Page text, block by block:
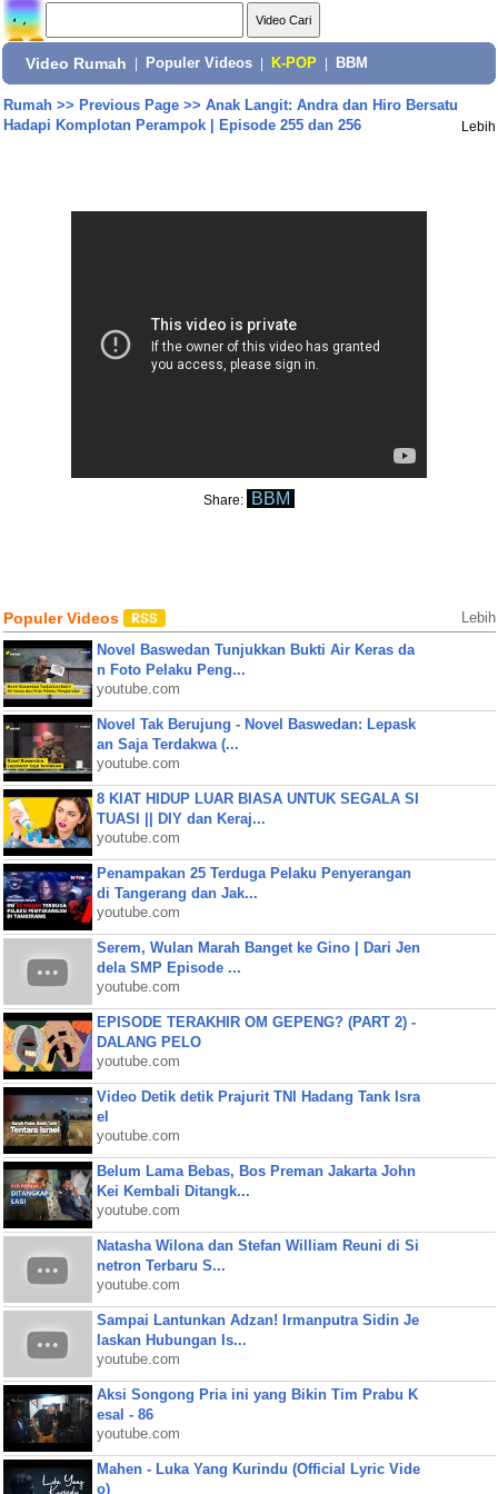
Video Rumah Populer Videos K-POP BBM
Rumah>> Previous Page>> Anak Langit: Andra dan Hiro Bersatu
Hadapi Komplotan Perampok | Episode 255 dan 256
Lebih
Share: BBM
Populer Videos Lebih
Novel Baswedan Tunjukkan Bukti Air Keras da
n Foto Pelaku Peng...
youtube.com
Novel Tak Berujung - Novel Baswedan: Lepask
an Saja Terdakwa (...
youtube.com
8 KIAT HIDUP LUAR BIASA UNTUK SEGALA SI
TUASI || DIY dan Keraj...
youtube.com
Penampakan 25 Terduga Pelaku Penyerangan
di Tangerang dan Jak...
youtube.com
Serem, Wulan Marah Banget ke Gino | Dari Jen
dela SMP Episode ...
youtube.com
EPISODE TERAKHIR OM GEPENG? (PART 2) -
DALANG PELO
youtube.com
Video Detik detik Prajurit TNI Hadang Tank Isra
el
youtube.com
Belum Lama Bebas, Bos Preman Jakarta John
Kei Kembali Ditangk...
youtube.com
Natasha Wilona dan Stefan William Reuni di Si
netron Terbaru S...
youtube.com
Sampai Lantunkan Adzan! Irmanputra Sidin Je
laskan Hubungan Is...
youtube.com
Aksi Songong Pria ini yang Bikin Tim Prabu K
esal - 86
youtube.com
Mahen - Luka Yang Kurindu (Official Lyric Vide
o)